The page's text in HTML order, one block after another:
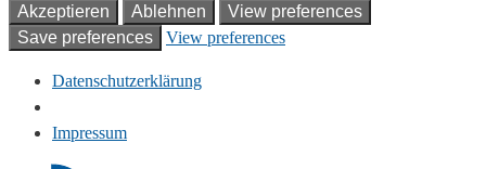
Akzeptieren Ablehnen
View preferences
Save preferences
View preferences
Datenschutzerklärung
Impressum